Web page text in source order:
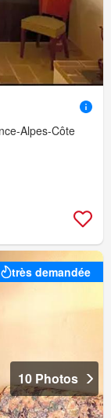
Alpes-Côte
très demandée
10 Photos